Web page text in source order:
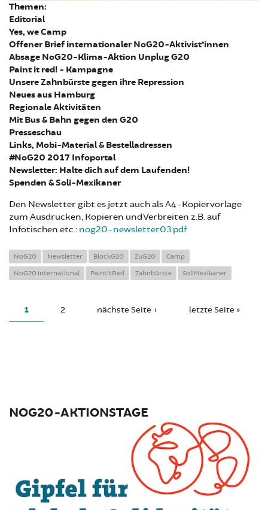
Themen:
Editorial
Yes, we Camp
Offener Brief internationaler NoG20-Aktivist*innen
Absage NoG20-Klima-Aktion Unplug G20
Paint it red! - Kampagne
Unsere Zahnbürste gegen ihre Repression
Neues aus Hamburg
Regionale Aktivitäten
Mit Bus & Bahn gegen den G20
Presseschau
Links, Mobi-Material & Bestelladressen
#NoG20 2017 Infoportal
Newsletter: Halte dich auf dem Laufenden!
Spenden & Soli-Mexikaner
Den Newsletter gibt es jetzt auch als A4-Kopiervorlage
zum Ausdrucken, Kopieren und Verbreiten z.B. auf
Infotischen etc.: nog20-newsletter03.pdf
NoG20 Newsletter BlockG20 ZuG20 Camp
NoG20 international PaintitRed Zahnbürste SoliMexikaner
PAGES
1 2 nächste Seite › letzte Seite »
NOG20-AKTIONSTAGE